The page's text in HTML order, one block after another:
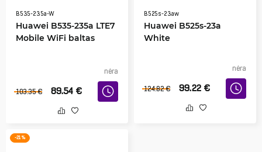
B535-235a-W
Huawei B535-235a LTE7
Mobile WiFi baltas
nėra
103.35 € 89.54 €
B525s-23aw
Huawei B525s-23a
White
nėra
124.82 € 99.22 €
-21 %